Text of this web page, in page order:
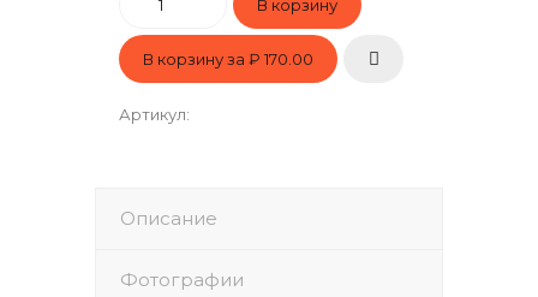
В корзину за ₽ 170.00
Артикул:
Описание
Фотографии